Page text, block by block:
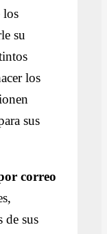
los
su
los
sus
correo
de sus